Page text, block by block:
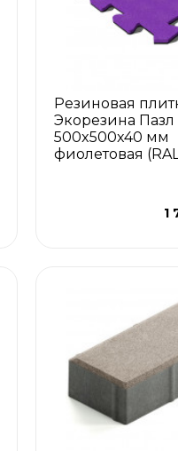
Резиновая
Экорезина
500x500x40 мм
фиолетовая
1